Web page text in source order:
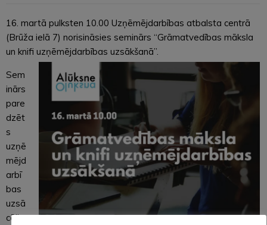
16. martā pulksten 10.00 Uzņēmējdarbības atbalsta centrā
(Brūža ielā 7) norisināsies seminārs “Grāmatvedības māksla
un knifi uzņēmējdarbības uzsākšanā”.
Sem
inārs
pare
dzēt
s
uzņē
mējd
arbī
bas
uzsā
cējie